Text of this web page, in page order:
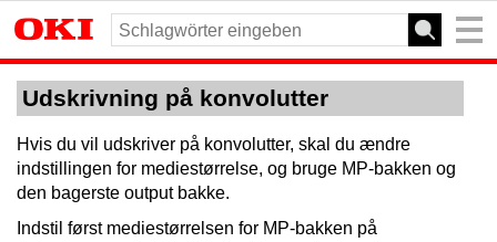
Udskrivning på konvolutter
Hvis du vil udskriver på konvolutter, skal du ændre
indstillingen for mediestørrelse, og bruge MP-bakken og
den bagerste output bakke.
Indstil først mediestørrelsen for MP-bakken på